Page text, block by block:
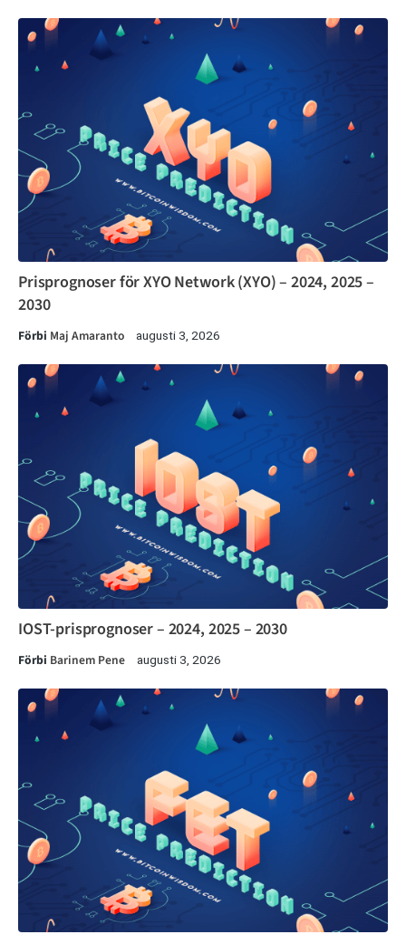
Prisprognoser för XYO Network (XYO) – 2024, 2025 –
2030
Förbi Maj Amaranto augusti 3, 2026
IOST-prisprognoser – 2024, 2025 – 2030
Förbi Barinem Pene augusti 3, 2026